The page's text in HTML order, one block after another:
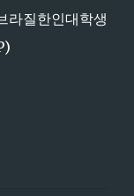
라질한인대학생